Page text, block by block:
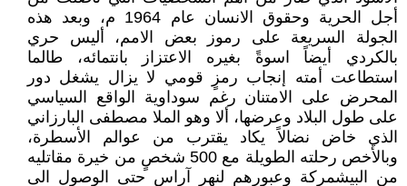
أجل الحرية وحقوق الانسان عام 1964 م، وبعد هذه
الجولة السريعة على رموز بعض الامم، أليس حري
بالكردي أيضاً اسوةً بغيره الاعتزاز بانتمائه، طالما
استطاعت أمته إنجاب رمزٍ قومي لا يزال يشغل دور
المحرض على الامتنان رغم سوداوية الواقع السياسي
على طول البلاد وعرضها، ألا وهو الملا مصطفى البارزاني
الذي خاض نضالاً يكاد يقترب من عوالم الأسطرة،
وبالأخص رحلته الطويلة مع 500 شخصٍ من خيرة مقاتليه
من البيشمركة وعبورهم لنهر آراس حتى الوصول الى